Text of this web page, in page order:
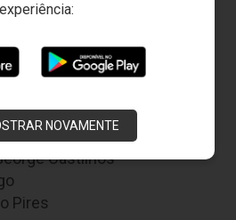
experiência:
NOVAMENTE
Moraes
Silva
Castilhos
Pires